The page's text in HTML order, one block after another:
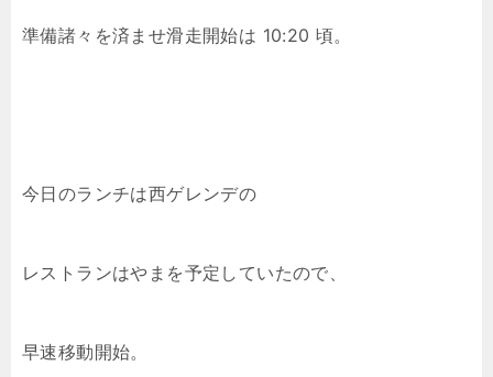
準備諸々を済ませ滑走開始は 10:20 頃。
今日のランチは西ゲレンデの
レストランはやまを予定していたので、
早速移動開始。